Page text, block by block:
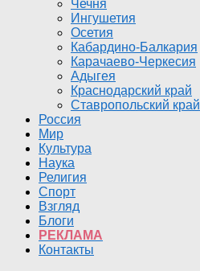
Чечня
Ингушетия
Осетия
Кабардино-Балкария
Карачаево-Черкесия
Адыгея
Краснодарский край
Ставропольский край
Россия
Мир
Культура
Наука
Религия
Спорт
Взгляд
Блоги
РЕКЛАМА
Контакты